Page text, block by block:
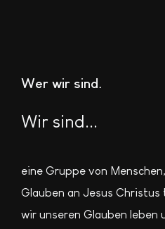
Wer wir sind
Wir sind...
eine Gruppe von
Glauben an Jesus Christus
wir unseren Glauben leben